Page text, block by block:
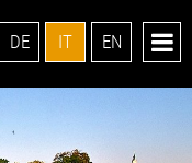
DE IT EN